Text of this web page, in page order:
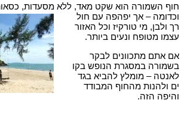
חוף השמורה הוא שקט מאד, ללא מסעדות,
וכדומה – אך יפהפה עם חול
רך ולבן, מי טורקיז וכל האזור
עצמו מטופח ונעים ביותר.
אם אתם מתכוונים לבקר
בשמורה במסגרת הנופש בקו
לאנטה – מומלץ להביא בגד
ים ולהנות מהחוף המבודד
והיפה הזה.